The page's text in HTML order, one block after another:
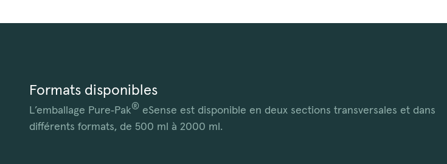
Formats disponibles
L’emballage Pure‑Pak® eSense est disponible en deux sections transversales et dans
différents formats, de 500 ml à 2000 ml.